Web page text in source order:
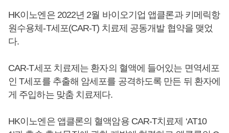
HK이노엔은 2022년 2월 바이오기업 앱클론과 키메릭항
원수용체-T세포(CAR-T) 치료제 공동개발 협약을 맺었
다.
CAR-T세포 치료제는 환자의 혈액에 들어있는 면역세포
인 T세포를 추출해 암세포를 공격하도록 만든 뒤 환자에
게 주입하는 맞춤 치료제다.
HK이노엔은 앱클론의 혈액암용 CAR-T치료제 ‘AT10